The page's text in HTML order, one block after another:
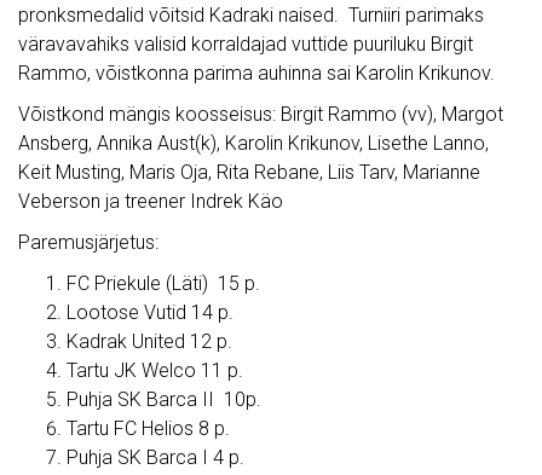
pronksmedalid võitsid Kadraki naised. Turniiri parimaks
väravavahiks valisid korraldajad vuttide puuriluku Birgit
Rammo, võistkonna parima auhinna sai Karolin Krikunov.
Võistkond mängis koosseisus: Birgit Rammo (vv), Margot
Ansberg, Annika Aust(k), Karolin Krikunov, Lisethe Lanno,
Keit Musting, Maris Oja, Rita Rebane, Liis Tarv, Marianne
Veberson ja treener Indrek Käo
Paremusjärjetus:
FC Priekule (Läti) 15 p.
Lootose Vutid 14 p.
Kadrak United 12 p.
Tartu JK Welco 11 p.
Puhja SK Barca II 10p.
Tartu FC Helios 8 p.
Puhja SK Barca I 4 p.